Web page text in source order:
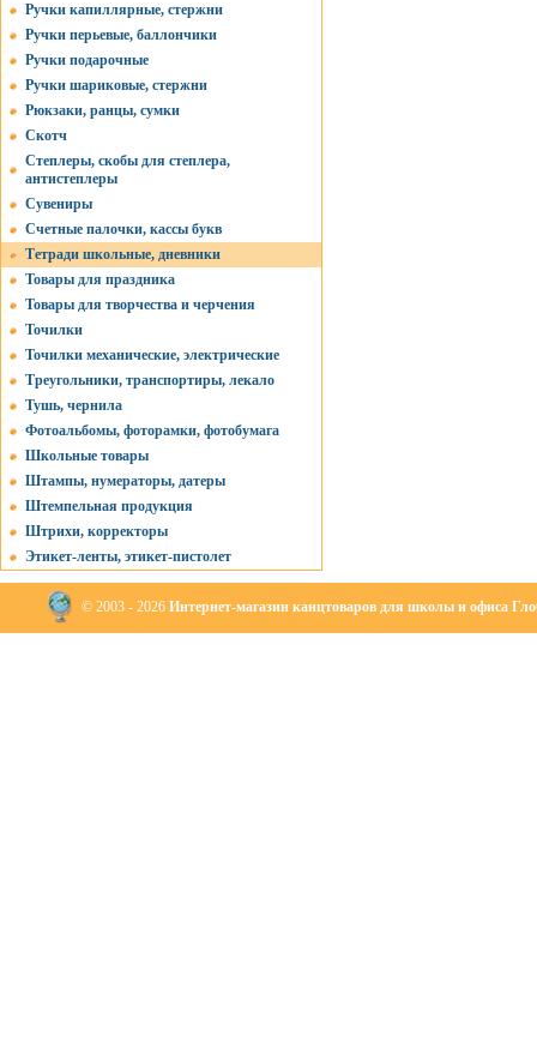
Ручки капиллярные, стержни
Ручки перьевые, баллончики
Ручки подарочные
Ручки шариковые, стержни
Рюкзаки, ранцы, сумки
Скотч
Степлеры, скобы для степлера,
антистеплеры
Сувениры
Счетные палочки, кассы букв
Тетради школьные, дневники
Товары для праздника
Товары для творчества и черчения
Точилки
Точилки механические, электрические
Треугольники, транспортиры, лекало
Тушь, чернила
Фотоальбомы, фоторамки, фотобумага
Школьные товары
Штампы, нумераторы, датеры
Штемпельная продукция
Штрихи, корректоры
Этикет-ленты, этикет-пистолет
© 2003 - 2026 Интернет-магазин канцтоваров для школы и офиса